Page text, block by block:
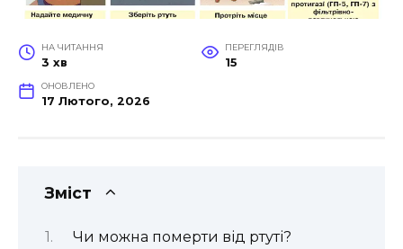
НА ЧИТАННЯ
3 хв
ПЕРЕГЛЯДІВ
15
ОНОВЛЕНО
17 Лютого, 2026
Зміст
Чи можна померти від ртуті?